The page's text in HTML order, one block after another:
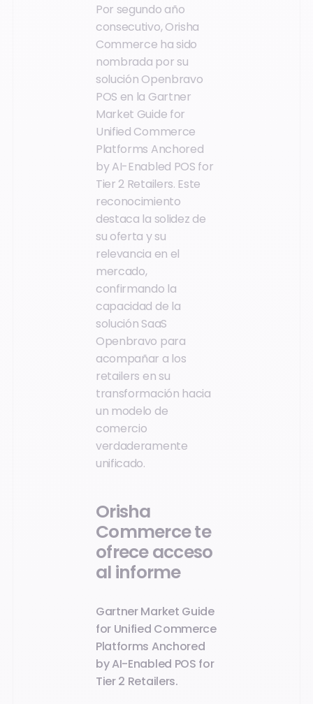
Por segundo año
consecutivo, Orisha
Commerce ha sido
nombrada por su
solución Openbravo
POS en la Gartner
Market Guide for
Unified Commerce
Platforms Anchored
by AI-Enabled POS for
Tier 2 Retailers. Este
reconocimiento
destaca la solidez de
su oferta y su
relevancia en el
mercado,
confirmando la
capacidad de la
solución SaaS
Openbravo para
acompañar a los
retailers en su
transformación hacia
un modelo de
comercio
verdaderamente
unificado.
Orisha
Commerce te
ofrece acceso
al informe
Gartner Market Guide
for Unified Commerce
Platforms Anchored
by AI-Enabled POS for
Tier 2 Retailers.